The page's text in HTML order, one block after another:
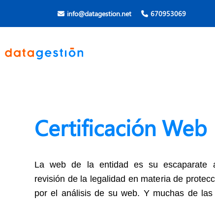
info@datagestion.net 670953069
Certificación Web
La web de la entidad es su escaparate
revisión de la legalidad en materia de
por el análisis de su web. Y muchas de las